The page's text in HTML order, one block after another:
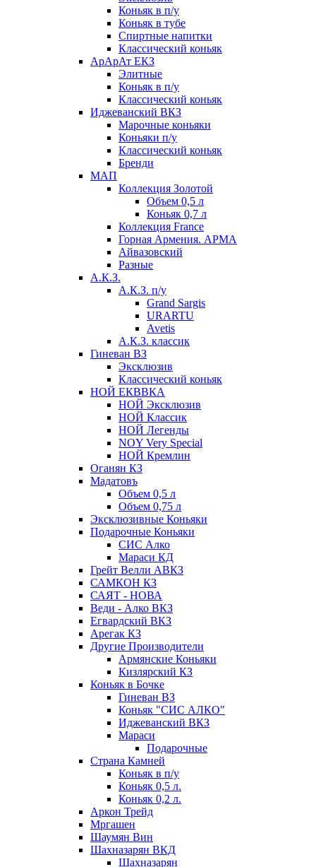
Коньяк в п/у
Коньяк в тубе
Спиртные напитки
Классический коньяк
АрАрАт ЕКЗ
Элитные
Коньяк в п/у
Классический коньяк
Иджеванский ВКЗ
Марочные коньяки
Коньяки п/у
Классический коньяк
Бренди
МАП
Коллекция Золотой
Объем 0,5 л
Коньяк 0,7 л
Коллекция France
Горная Армения. АРМА
Айвазовский
Разные
А.К.З.
А.К.З. п/у
Grand Sargis
URARTU
Avetis
А.К.З. классик
Гиневан ВЗ
Эксклюзив
Классический коньяк
НОЙ ЕКВВКА
НОЙ Эксклюзив
НОЙ Классик
НОЙ Легенды
NOY Very Speсial
НОЙ Кремлин
Оганян КЗ
Мадатовъ
Объем 0,5 л
Объем 0,75 л
Эксклюзивные Коньяки
Подарочные Коньяки
СИС Алко
Мараси КД
Грейт Велли АВКЗ
САМКОН КЗ
САЯТ - НОВА
Веди - Алко ВКЗ
Егвардский ВКЗ
Арегак КЗ
Другие Производители
Армянские Коньяки
Кизлярский КЗ
Коньяк в Бочке
Гиневан ВЗ
Коньяк "СИС АЛКО"
Иджеванский ВКЗ
Мараси
Подарочные
Страна Камней
Коньяк в п/у
Коньяк 0,5 л.
Коньяк 0,2 л.
Аркон Трейд
Мргашен
Шаумян Вин
Шахназарян ВКД
Шахназарян